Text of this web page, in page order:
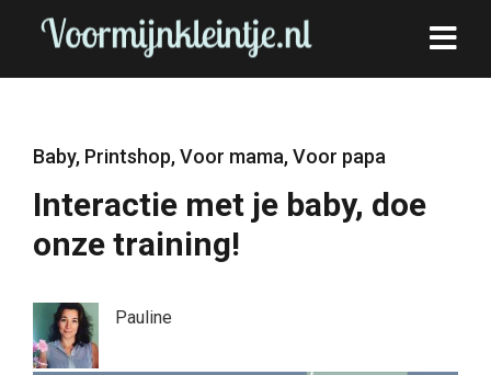
Baby, Printshop,Voor mama,Voor papa
Interactie met je baby, doe
onze training!
Pauline